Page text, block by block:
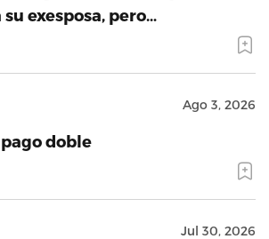
exesposa, pero…
Ago 3, 2026
doble
Jul 30, 2026